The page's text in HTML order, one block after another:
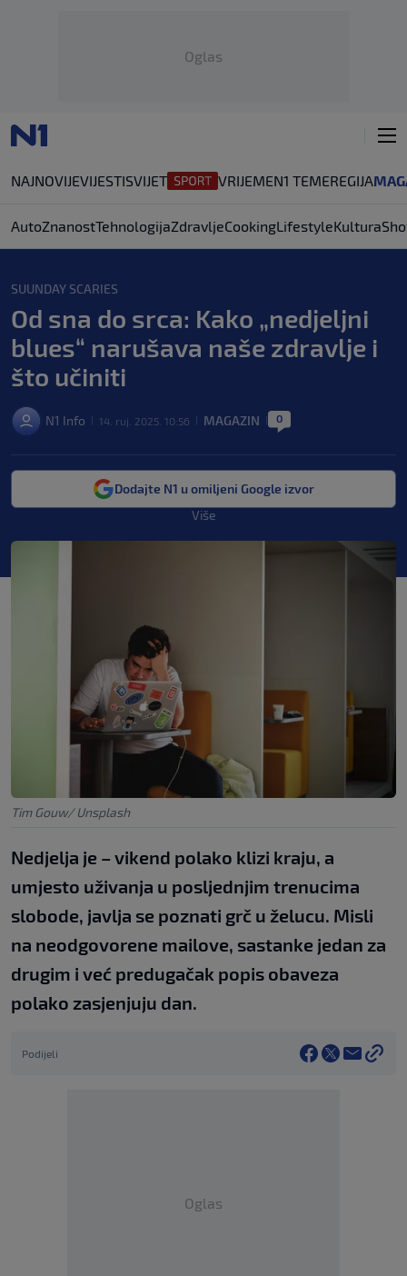
Oglas
NAJNOVIJEVIJESTISVIJET VRIJEMEN1 TEMEREGIJA
AutoZnanostTehnologijaZdravljeCookingLifestyleKultura
SUUNDAY SCARIES
Od sna do srca: Kako „nedjeljni
blues“ narušava naše zdravlje i
što učiniti
N1 Info 14. ruj. 2025. 10:56 MAGAZIN 0
Dodajte N1 u omiljeni Google izvor
Više
Tim Gouw/ Unsplash
Nedjelja je – vikend polako klizi kraju, a
umjesto uživanja u posljednjim trenucima
slobode, javlja se poznati grč u želucu. Misli
na neodgovorene mailove, sastanke jedan za
drugim i već predugačak popis obaveza
polako zasjenjuju dan.
Podijeli
Oglas